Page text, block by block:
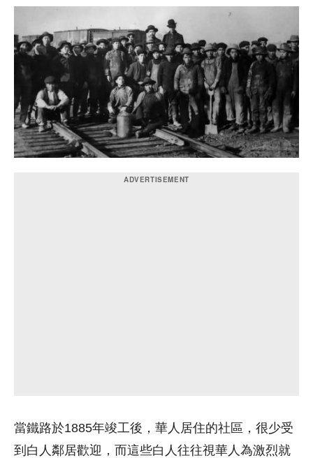
當鐵路於1885年竣工後，華人居住的社區，很少受
到白人鄰居歡迎，而這些白人往往視華人為激烈就